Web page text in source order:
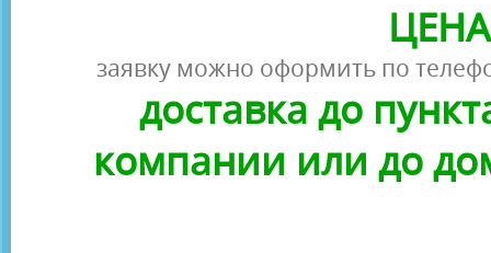
заявку можно оформить по
доставка до
компании или до